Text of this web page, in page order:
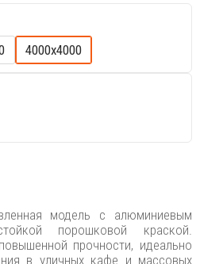
4000х4000
модель с алюминиевым
порошковой краской.
прочности, идеально
в уличных кафе и массовых